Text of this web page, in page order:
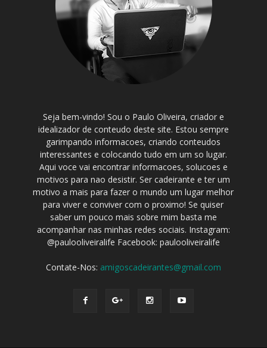
Seja bem-vindo! Sou o Paulo Oliveira, criador e
idealizador de conteudo deste site. Estou sempre
garimpando informacoes, criando conteudos
interessantes e colocando tudo em um so lugar.
Aqui voce vai encontrar informacoes, solucoes e
motivos para nao desistir. Ser cadeirante e ter um
motivo a mais para fazer o mundo um lugar melhor
para viver e conviver com o proximo! Se quiser
saber um pouco mais sobre mim basta me
acompanhar nas minhas redes sociais. Instagram:
@paulooliveiralife Facebook: paulooliveiralife
Contate-Nos: amigoscadeirantes@gmail.com